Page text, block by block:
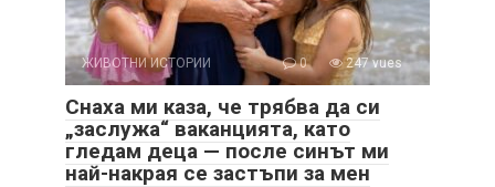
ЖИВОТНИ ИСТОРИИ 0 247 vues
Снаха ми каза, че трябва да си
„заслужа“ ваканцията, като
гледам деца — после синът ми
най-накрая се застъпи за мен